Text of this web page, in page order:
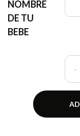
NOMBRE
DE TU
BEBE
-